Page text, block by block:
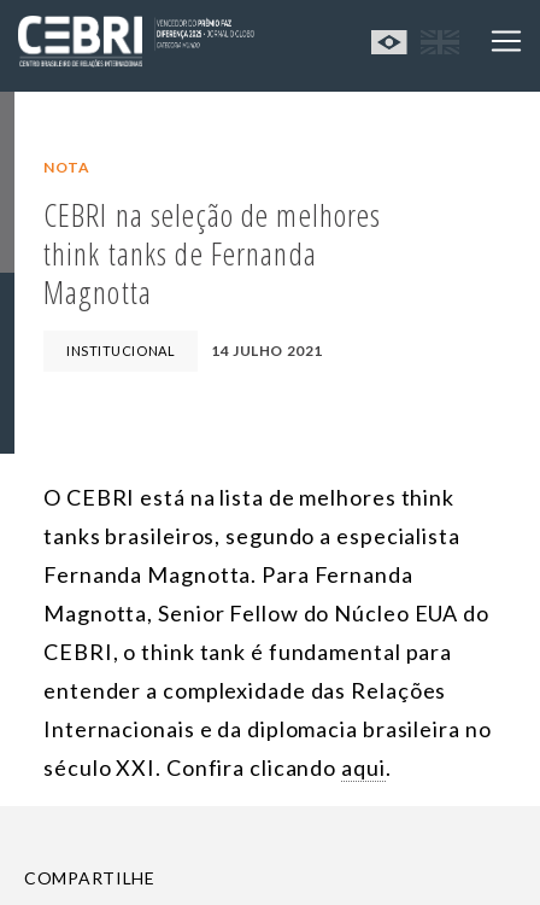
NOTA
CEBRI na seleção de melhores
think tanks de Fernanda
Magnotta
INSTITUCIONAL 14 JULHO 2021
O CEBRI está na lista de melhores think
tanks brasileiros, segundo a especialista
Fernanda Magnotta. Para Fernanda
Magnotta, Senior Fellow do Núcleo EUA do
CEBRI, o think tank é fundamental para
entender a complexidade das Relações
Internacionais e da diplomacia brasileira no
século XXI. Confira clicando aqui.
COMPARTILHE